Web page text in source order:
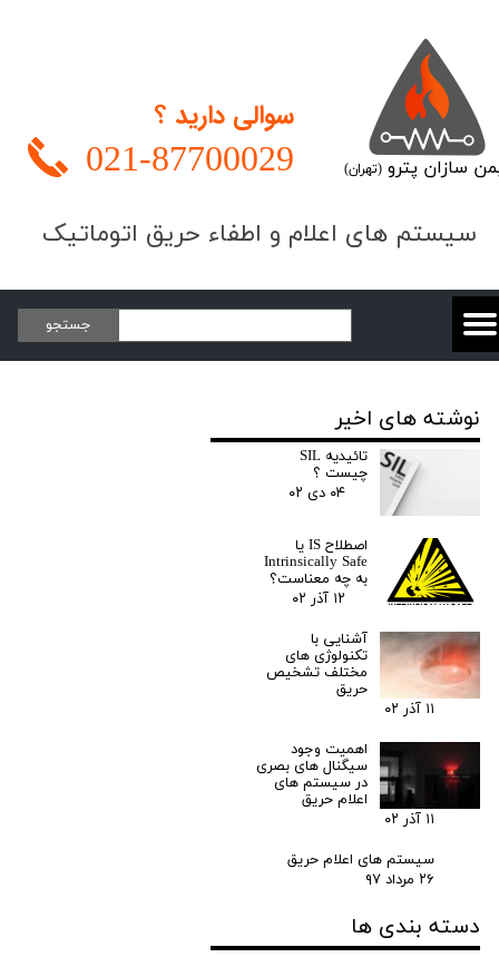
​​​سیستم های اعلام و اطفاء حریق اتوماتیک
سازان پترو(تهران)
سوالی دارید ؟
021-87700029
جستجو
نوشته های اخیر
تائیدیه SIL
چیست ؟
۰۴ دی ۰۲
اصطلاح IS یا
Intrinsically Safe
به چه معناست؟
۱۲ آذر ۰۲
آشنایی با
تکنولوژی های
مختلف تشخیص
حریق
۱۱ آذر ۰۲
اهمیت وجود
سیگنال های بصری
در سیستم های
اعلام حریق
۱۱ آذر ۰۲
سیستم های اعلام حریق
۲۶ مرداد ۹۷
دسته بندی ها